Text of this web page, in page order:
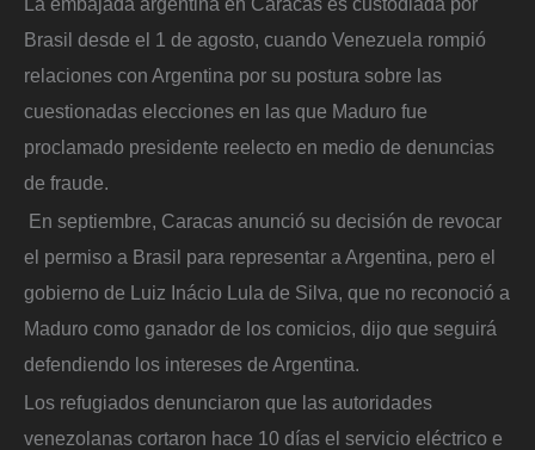
Brasil desde el 1 de agosto, cuando Venezuela rompió
relaciones con Argentina por su postura sobre las
cuestionadas elecciones en las que Maduro fue
proclamado presidente reelecto en medio de denuncias
de fraude.
En septiembre, Caracas anunció su decisión de revocar
el permiso a Brasil para representar a Argentina, pero el
gobierno de Luiz Inácio Lula de Silva, que no reconoció a
Maduro como ganador de los comicios, dijo que seguirá
defendiendo los intereses de Argentina.
Los refugiados denunciaron que las autoridades
venezolanas cortaron hace 10 días el servicio eléctrico e